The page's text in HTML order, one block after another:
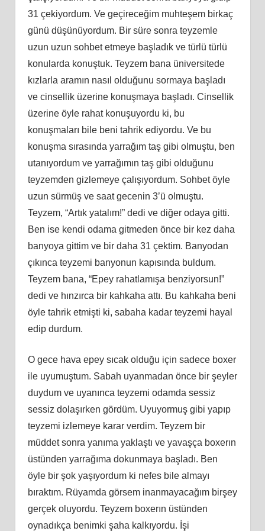
31 çekiyordum. Ve geçireceğim muhteşem birkaç
günü düşünüyordum. Bir süre sonra teyzemle
uzun uzun sohbet etmeye başladık ve türlü türlü
konularda konuştuk. Teyzem bana üniversitede
kızlarla aramın nasıl olduğunu sormaya başladı
ve cinsellik üzerine konuşmaya başladı. Cinsellik
üzerine öyle rahat konuşuyordu ki, bu
konuşmaları bile beni tahrik ediyordu. Ve bu
konuşma sırasında yarrağım taş gibi olmuştu, ben
utanıyordum ve yarrağımın taş gibi olduğunu
teyzemden gizlemeye çalışıyordum. Sohbet öyle
uzun sürmüş ve saat gecenin 3’ü olmuştu.
Teyzem, “Artık yatalım!” dedi ve diğer odaya gitti.
Ben ise kendi odama gitmeden önce bir kez daha
banyoya gittim ve bir daha 31 çektim. Banyodan
çıkınca teyzemi banyonun kapısında buldum.
Teyzem bana, “Epey rahatlamışa benziyorsun!”
dedi ve hınzırca bir kahkaha attı. Bu kahkaha beni
öyle tahrik etmişti ki, sabaha kadar teyzemi hayal
edip durdum.
O gece hava epey sıcak olduğu için sadece boxer
ile uyumuştum. Sabah uyanmadan önce bir şeyler
duydum ve uyanınca teyzemi odamda sessiz
sessiz dolaşırken gördüm. Uyuyormuş gibi yapıp
teyzemi izlemeye karar verdim. Teyzem bir
müddet sonra yanıma yaklaştı ve yavaşça boxerın
üstünden yarrağıma dokunmaya başladı. Ben
öyle bir şok yaşıyordum ki nefes bile almayı
bıraktım. Rüyamda görsem inanmayacağım birşey
gerçek oluyordu. Teyzem boxerın üstünden
oynadıkça benimki şaha kalkıyordu. İşi